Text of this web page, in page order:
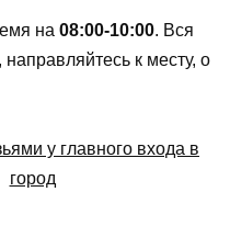
на 08:00-10:00. Вся
к месту, о